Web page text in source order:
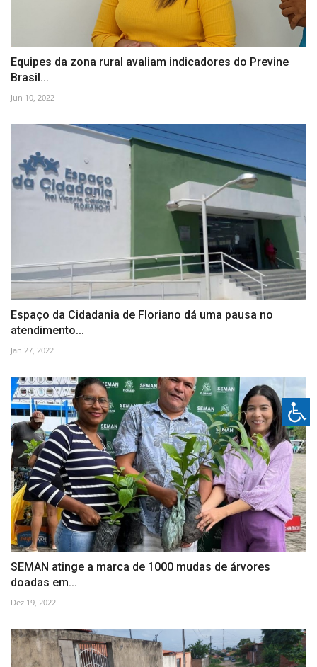
Equipes da zona rural avaliam indicadores do Previne
Brasil...
Jun 10, 2022
Espaço da Cidadania de Floriano dá uma pausa no
atendimento...
Jan 27, 2022
SEMAN atinge a marca de 1000 mudas de árvores
doadas em...
Dez 19, 2022